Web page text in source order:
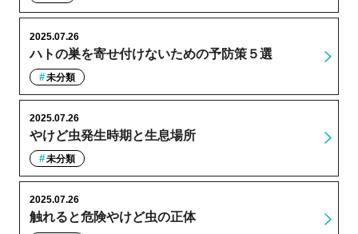
ハトの巣を寄せ付けないための予防策５選
2025.07.26
未分類
やけど虫発生時期と生息場所
2025.07.26
未分類
触れると危険やけど虫の正体
2025.07.26